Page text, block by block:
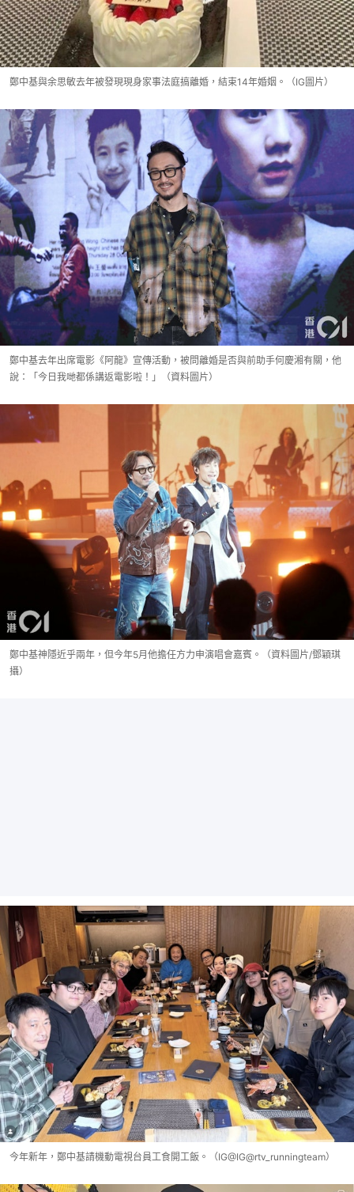
鄭中基與余思敏去年被發現現身家事法庭搞離婚，結束14年婚姻。（IG圖片）
鄭中基去年出席電影《阿龍》宣傳活動，被問離婚是否與前助手何慶湘有關，他
說：「今日我哋都係講返電影啦！」（資料圖片）
鄭中基神隱近乎兩年，但今年5月他擔任方力申演唱會嘉賓。（資料圖片/鄧穎琪
攝）
今年新年，鄭中基請機動電視台員工食開工飯。（IG@IG@rtv_runningteam）